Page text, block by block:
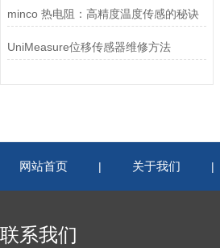
minco 热电阻：高精度温度传感的秘诀
UniMeasure位移传感器维修方法
网站首页 | 关于我们 |
联系我们